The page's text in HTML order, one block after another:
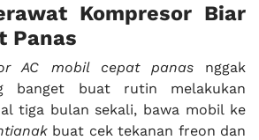
Kompresor Biar
Panas
AC mobil cepat panasnggak
banget buat rutin melakukan
tiga bulan sekali, bawa mobil ke
buat cek tekanan freon dan